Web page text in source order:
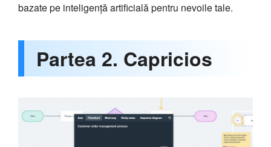
bazate pe inteligență artificială pentru nevoile tale.
Partea 2. Capricios